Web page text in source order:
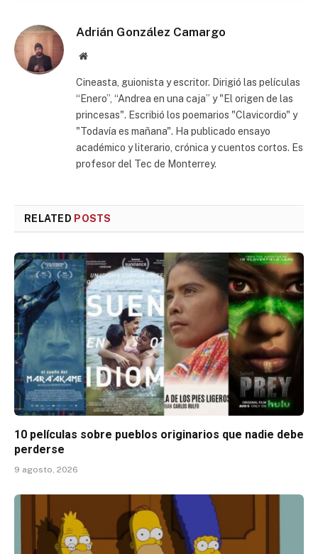
Adrián González Camargo
Website
Cineasta, guionista y escritor. Dirigió las películas
“Enero”, “Andrea en una caja” y "El origen de las
princesas". Escribió los poemarios "Clavicordio" y
"Todavía es mañana". Ha publicado ensayo
académico y literario, crónica y cuentos cortos. Es
profesor del Tec de Monterrey.
RELATED POSTS
10 películas sobre pueblos originarios que nadie debe
perderse
9 agosto, 2026